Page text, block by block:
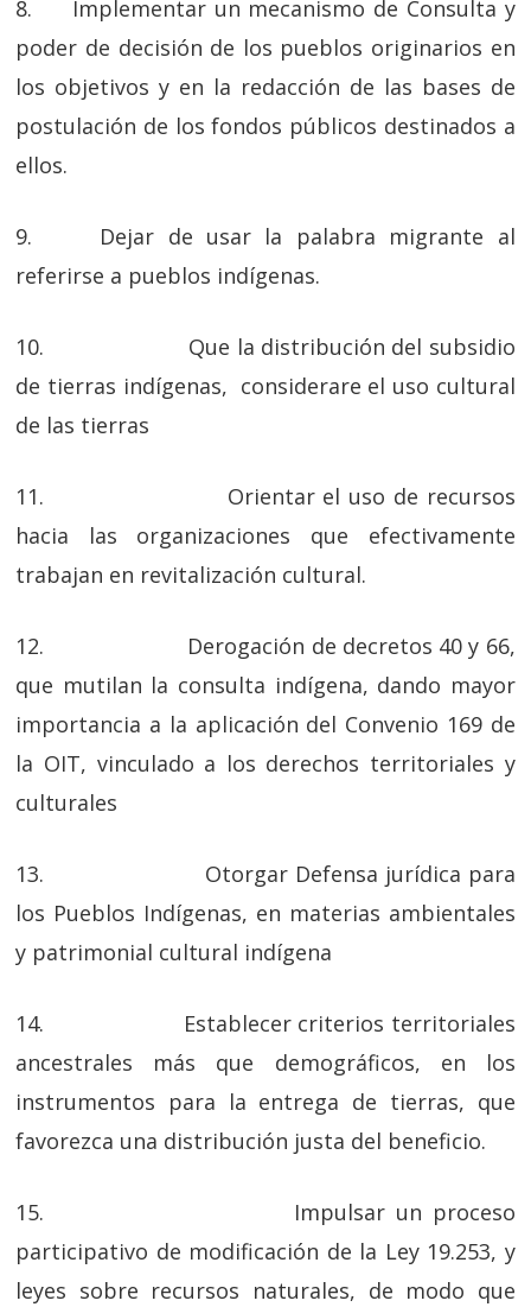
8. Implementar un mecanismo de Consulta y
poder de decisión de los pueblos originarios en
los objetivos y en la redacción de las bases de
postulación de los fondos públicos destinados a
ellos.
9. Dejar de usar la palabra migrante al
referirse a pueblos indígenas.
10. Que la distribución del subsidio
de tierras indígenas, considerare el uso cultural
de las tierras
11. Orientar el uso de recursos
hacia las organizaciones que efectivamente
trabajan en revitalización cultural.
12. Derogación de decretos 40 y 66,
que mutilan la consulta indígena, dando mayor
importancia a la aplicación del Convenio 169 de
la OIT, vinculado a los derechos territoriales y
culturales
13. Otorgar Defensa jurídica para
los Pueblos Indígenas, en materias ambientales
y patrimonial cultural indígena
14. Establecer criterios territoriales
ancestrales más que demográficos, en los
instrumentos para la entrega de tierras, que
favorezca una distribución justa del beneficio.
15. Impulsar un proceso
participativo de modificación de la Ley 19.253, y
leyes sobre recursos naturales, de modo que